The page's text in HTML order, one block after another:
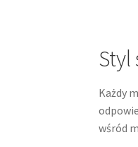
Każdy
wśród